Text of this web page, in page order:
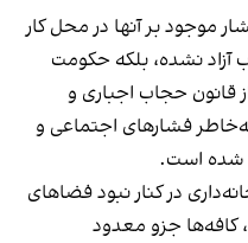
موجود بر آنها در محل کار
آزاد نشده، بلکه حکومت
قانون حجاب اجباری و
فشارهای اجتماعی و
شده است.
در کنار نبود فضاهای
کافه‌ها جزو معدود